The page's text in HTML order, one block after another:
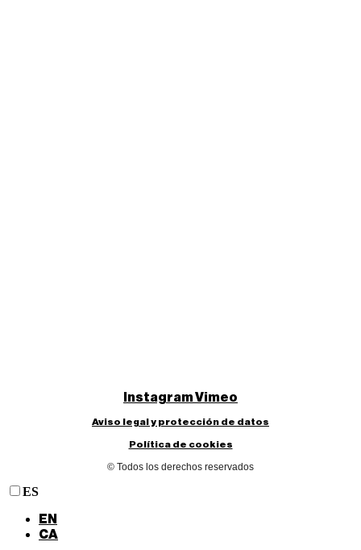
InstagramVimeo
Aviso legal y protección de datos
Política de cookies
© Todos los derechos reservados
ES
EN
CA